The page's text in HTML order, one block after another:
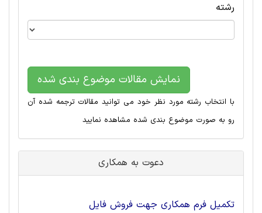
رشته
نمایش مقالات موضوع بندی شده
با انتخاب رشته مورد نظر خود می توانید مقالات ترجمه شده آن
رو به صورت موضوع بندی شده مشاهده نمایید
دعوت به همکاری
تکمیل فرم همکاری جهت فروش فایل